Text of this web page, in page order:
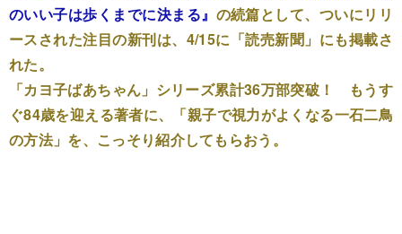
のいい子は歩くまでに決まる』 の続篇として、ついにリリ
ースされた注目の新刊は、4/15に「読売新聞」にも掲載さ
れた。
「カヨ子ばあちゃん」シリーズ累計36万部突破！ もうす
ぐ84歳を迎える著者に、「親子で視力がよくなる一石二鳥
の方法」を、こっそり紹介してもらおう。